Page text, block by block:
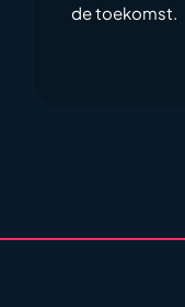
de toekomst.